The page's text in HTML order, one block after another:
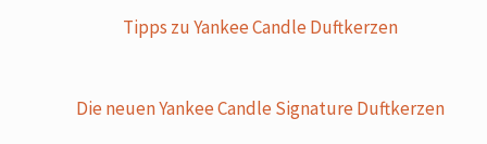
Tipps zu Yankee Candle Duftkerzen
Die neuen Yankee Candle Signature Duftkerzen